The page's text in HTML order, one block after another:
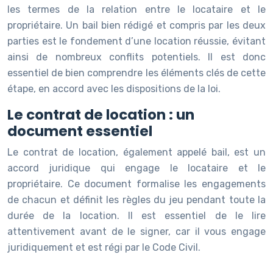
les termes de la relation entre le locataire et le
propriétaire. Un bail bien rédigé et compris par les deux
parties est le fondement d’une location réussie, évitant
ainsi de nombreux conflits potentiels. Il est donc
essentiel de bien comprendre les éléments clés de cette
étape, en accord avec les dispositions de la loi.
Le contrat de location : un
document essentiel
Le contrat de location, également appelé bail, est un
accord juridique qui engage le locataire et le
propriétaire. Ce document formalise les engagements
de chacun et définit les règles du jeu pendant toute la
durée de la location. Il est essentiel de le lire
attentivement avant de le signer, car il vous engage
juridiquement et est régi par le Code Civil.